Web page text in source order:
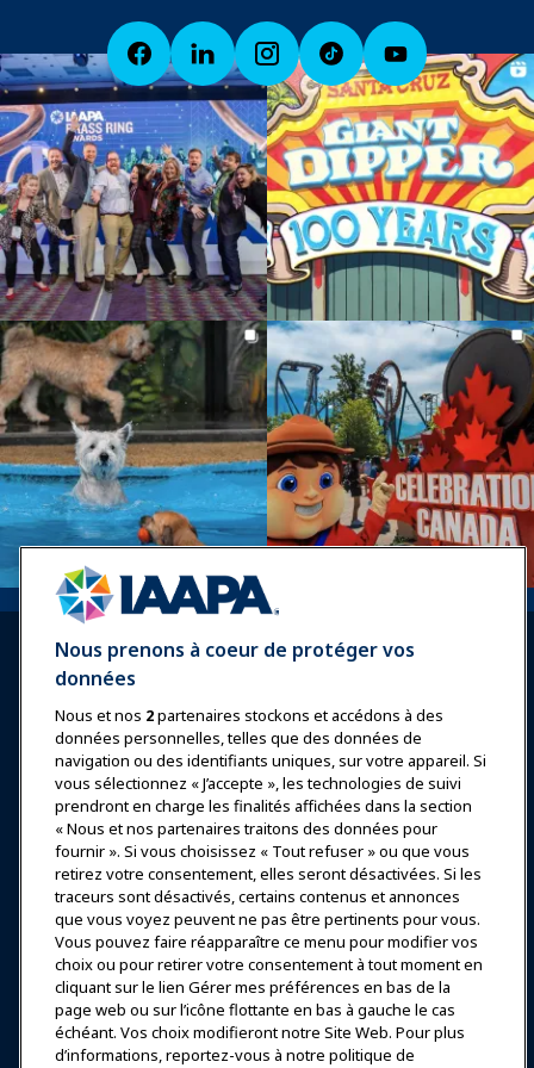
Se connecter Rejoindre maintenant
Récompenses Carrières
Contact
Expositions et Événements
Nouvelles & Funworld
Éducation
Sécurité & Protection
Nous prenons à coeur de protéger vos
données
Nous et nos 2partenaires stockons et accédons à des
données personnelles, telles que des données de
navigation ou des identifiants uniques, sur votre appareil. Si
vous sélectionnez « J’accepte », les technologies de suivi
prendront en charge les finalités affichées dans la section
« Nous et nos partenaires traitons des données pour
fournir ». Si vous choisissez « Tout refuser » ou que vous
retirez votre consentement, elles seront désactivées. Si les
traceurs sont désactivés, certains contenus et annonces
que vous voyez peuvent ne pas être pertinents pour vous.
Vous pouvez faire réapparaître ce menu pour modifier vos
choix ou pour retirer votre consentement à tout moment en
cliquant sur le lien Gérer mes préférences en bas de la
page web ou sur l’icône flottante en bas à gauche le cas
échéant. Vos choix modifieront notre Site Web. Pour plus
d’informations, reportez-vous à notre politique de